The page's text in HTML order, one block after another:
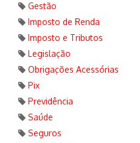
Gestão
Imposto de Renda
Imposto e Tributos
Legislação
Obrigações Acessórias
Pix
Previdência
Saúde
Seguros